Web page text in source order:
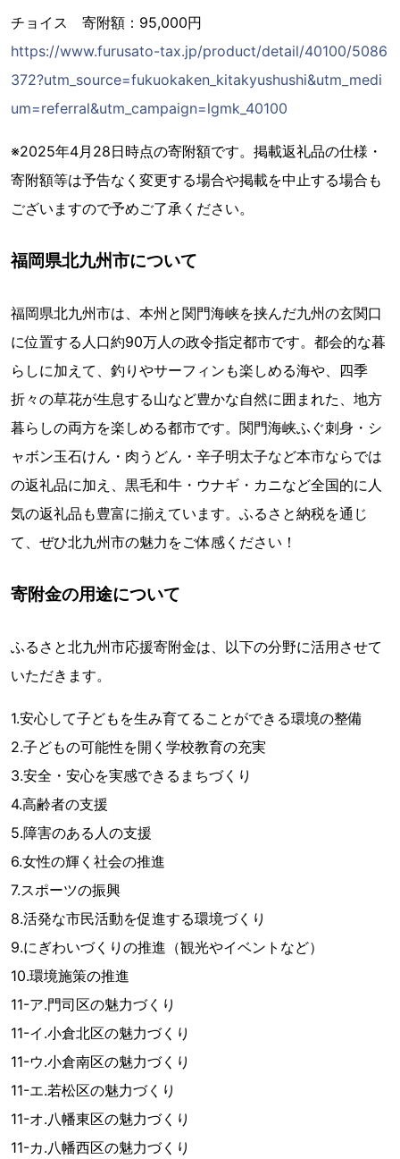
チョイス 寄附額：95,000円
https://www.furusato-tax.jp/product/detail/40100/5086
372?utm_source=fukuokaken_kitakyushushi&utm_medi
um=referral&utm_campaign=lgmk_40100
※2025年4月28日時点の寄附額です。掲載返礼品の仕様・
寄附額等は予告なく変更する場合や掲載を中止する場合も
ございますので予めご了承ください。
福岡県北九州市について
福岡県北九州市は、本州と関門海峡を挟んだ九州の玄関口
に位置する人口約90万人の政令指定都市です。都会的な暮
らしに加えて、釣りやサーフィンも楽しめる海や、四季
折々の草花が生息する山など豊かな自然に囲まれた、地方
暮らしの両方を楽しめる都市です。関門海峡ふぐ刺身・シ
ャボン玉石けん・肉うどん・辛子明太子など本市ならでは
の返礼品に加え、黒毛和牛・ウナギ・カニなど全国的に人
気の返礼品も豊富に揃えています。ふるさと納税を通じ
て、ぜひ北九州市の魅力をご体感ください！
寄附金の用途について
ふるさと北九州市応援寄附金は、以下の分野に活用させて
いただきます。
1.安心して子どもを生み育てることができる環境の整備
2.子どもの可能性を開く学校教育の充実
3.安全・安心を実感できるまちづくり
4.高齢者の支援
5.障害のある人の支援
6.女性の輝く社会の推進
7.スポーツの振興
8.活発な市民活動を促進する環境づくり
9.にぎわいづくりの推進（観光やイベントなど）
10.環境施策の推進
11-ア.門司区の魅力づくり
11-イ.小倉北区の魅力づくり
11-ウ.小倉南区の魅力づくり
11-エ.若松区の魅力づくり
11-オ.八幡東区の魅力づくり
11-カ.八幡西区の魅力づくり